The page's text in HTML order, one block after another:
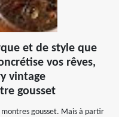
et de style que
vos rêves,
vintage
gousset
montres gousset. Mais à partir